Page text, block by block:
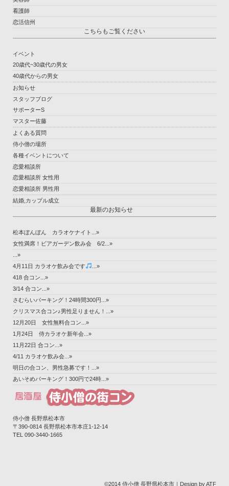
看護師
恋活信州
こちらもご覧ください
イベント
20歳代~30歳代の男女
40歳代からの男女
お知らせ
スタッフブログ
サポーターS
マスター佐藤
よくある質問
侍小僧の場所
各種イベントについて
恋愛相談所
恋愛相談所 女性用
恋愛相談所 男性用
結婚,カップル成立
最新のお知らせ
松本ぼんぼん カラオケナイト...»
女性満席！ビアガーデン飲み会 6/2...»
...»
4月11日 カラオケ飲み会です
...»
418 合コン...»
3/14 合コン...»
さむらいパーキング！24時間300円...»
クリスマス合コン♪男性足りません！...»
12月20日 女性無料合コン...»
1月24日 侍カラオケ新年会...»
11月22日 合コン...»
4/11 カラオケ飲み会...»
明日の合コン、男性急募です！...»
あいそめパーキング！300円で24時...»
侍小僧 長野県松本市
〒390-0814 長野県松本市本庄1-12-14‎
TEL 090-3440-1665
©2014 侍小僧 長野県松本市｜Design by ATF